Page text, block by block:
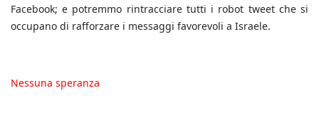
Facebook; e potremmo rintracciare tutti i robot tweet che si
occupano di rafforzare i messaggi favorevoli a Israele.
Nessuna speranza